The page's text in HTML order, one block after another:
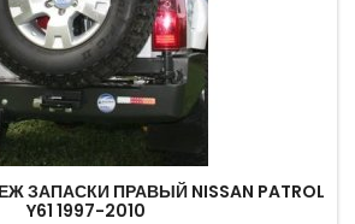
ЗАПАСКИ ПРАВЫЙ NISSAN PATROL
Y61 1997-2010